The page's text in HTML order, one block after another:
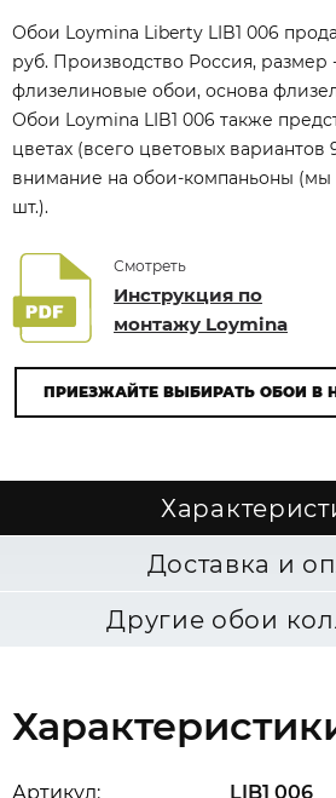
Обои Loymina Liberty LIB1 006
руб. Производство Россия, размер -
флизелиновые обои, основа
Обои Loymina LIB1 006 также
цветах (всего цветовых вариантов
внимание на обои-компаньоны (мы
шт.).
Смотреть
Инструкция по
монтажу Loymina
ПРИЕЗЖАЙТЕ ВЫБИРАТЬ ОБОИ В
Доставка и
Другие обои
Артикул: LIB1 006